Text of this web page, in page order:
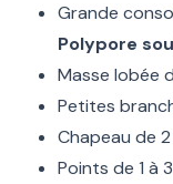
Grande
Polypore
Masse lobée
Petites
Chapeau de
Points de 1 à